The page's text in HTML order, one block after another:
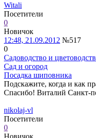
Witali
Посетители
0
Новичок
12:48, 21.09.2012 №517
0
Садоводство и
Сад и огород
Посадка шиповника
Подскажите, когда и как
Спасибо! Виталий Санкт-
nikolaj-vl
Посетители
0
Новичок